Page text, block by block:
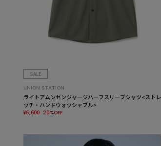
SALE
UNION STATION
ライトアムンゼンジャージハーフスリーブシャツ<ストレ
ッチ・ハンドウォッシャブル>
¥6,600 20%OFF